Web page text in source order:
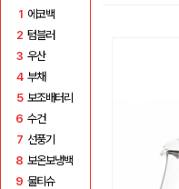
1 에코백
2 텀블러
3 우산
4 부채
5 보조배터리
6 수건
7 선풍기
8 보온보냉백
9 물티슈